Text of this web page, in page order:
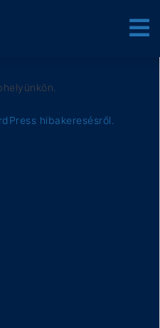
hibakeresésről.